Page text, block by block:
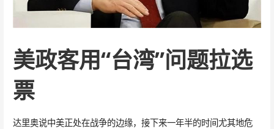
美政客用“台湾”问题拉选
票
达里奥说中美正处在战争的边缘，接下来一年半的时间尤其地危